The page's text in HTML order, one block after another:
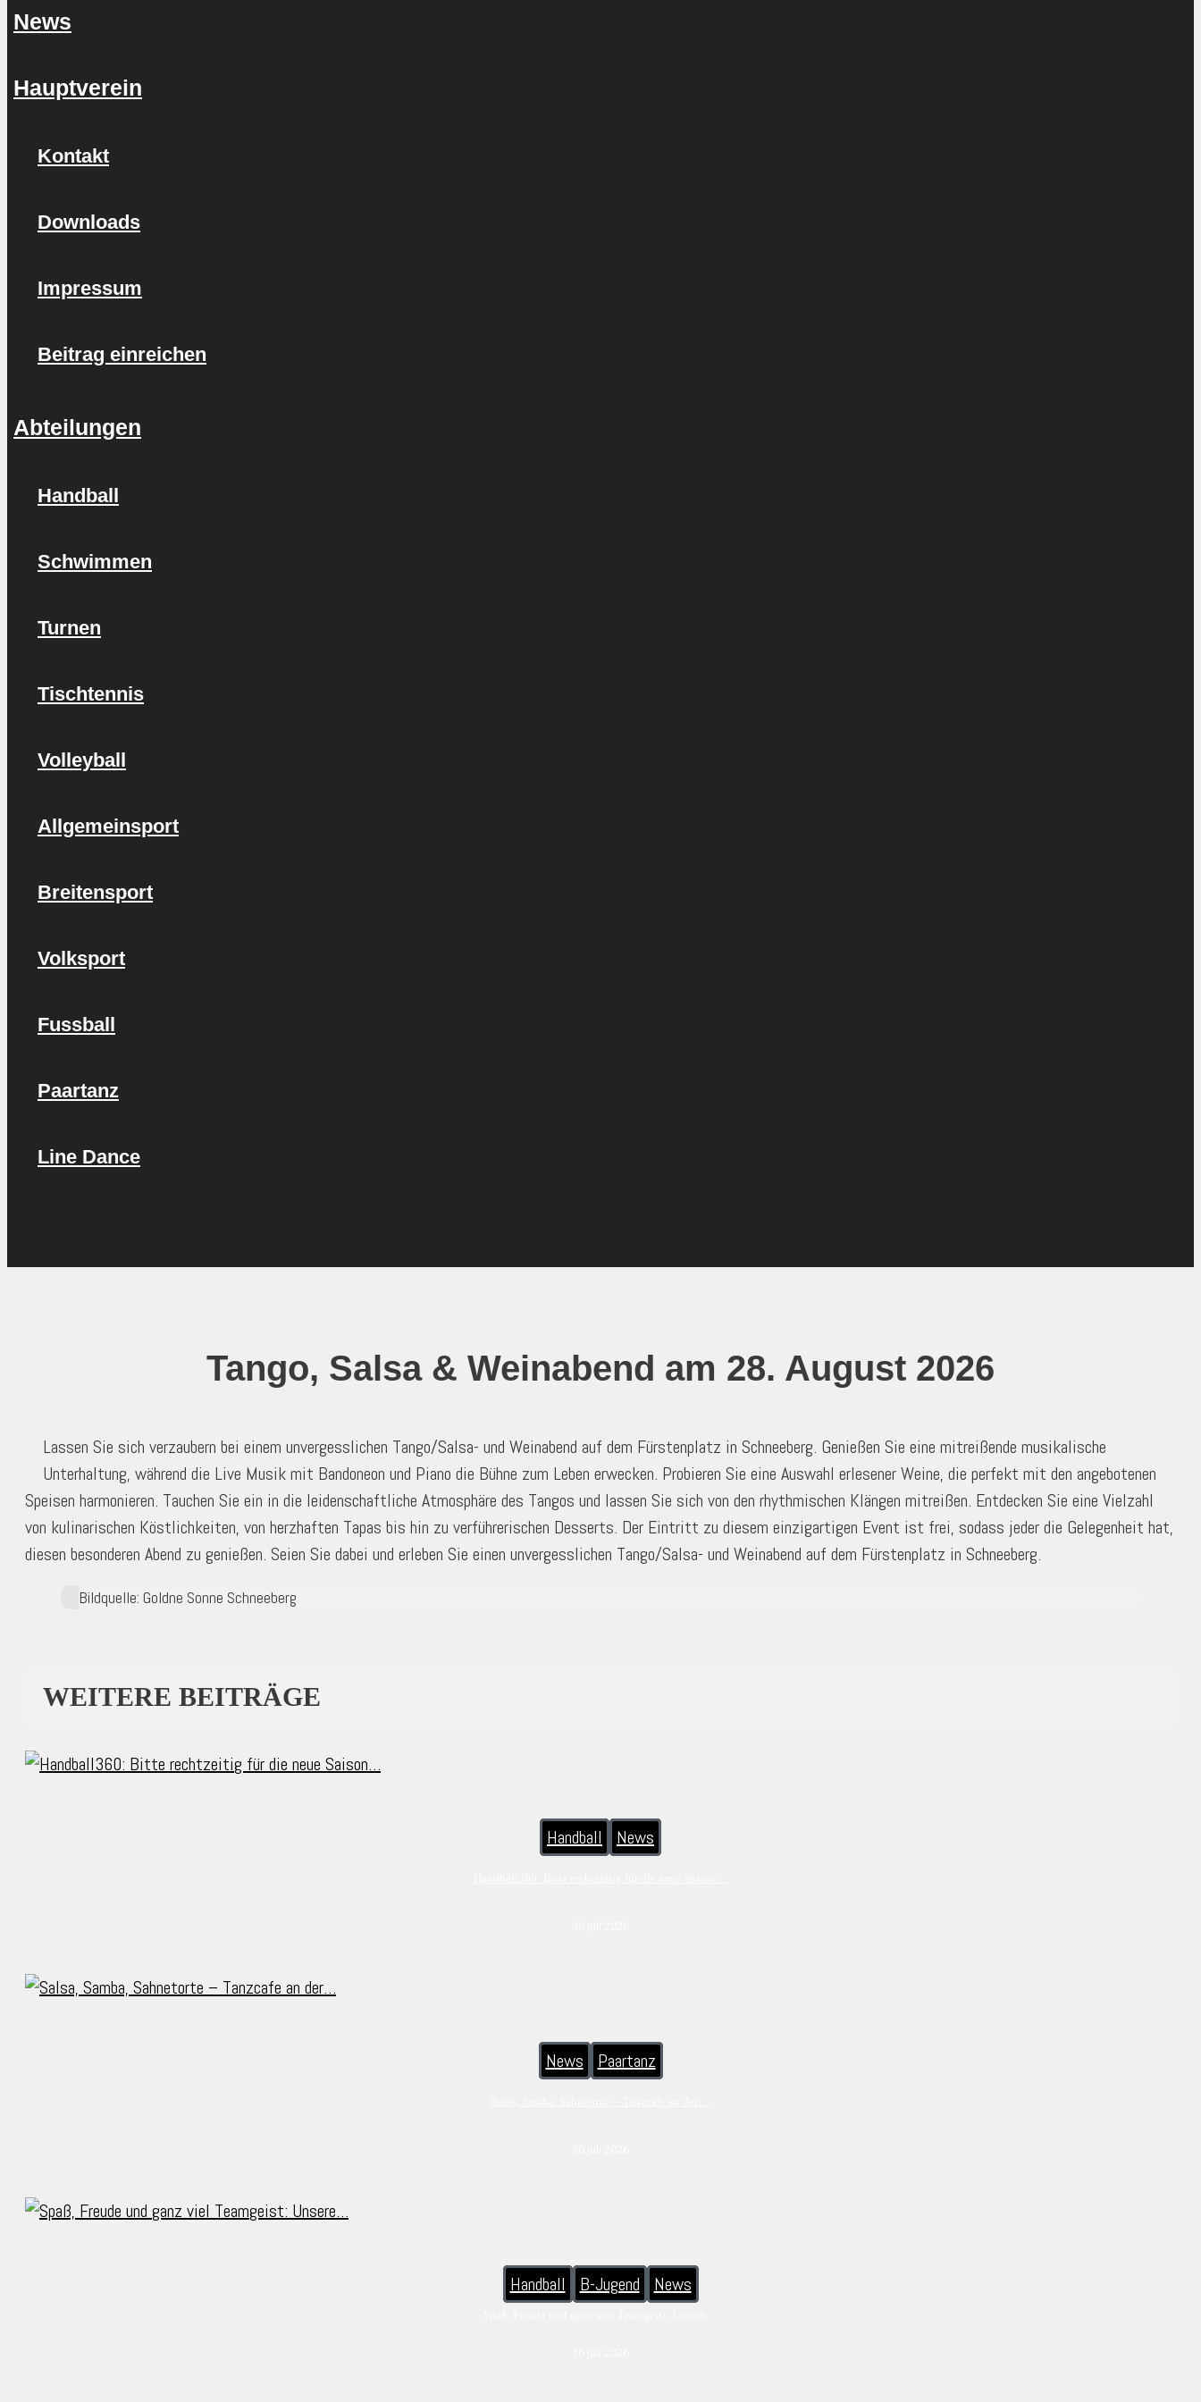
News
Hauptverein
Kontakt
Downloads
Impressum
Beitrag einreichen
Abteilungen
Handball
Schwimmen
Turnen
Tischtennis
Volleyball
Allgemeinsport
Breitensport
Volksport
Fussball
Paartanz
Line Dance
Tango, Salsa & Weinabend am 28. August 2026
Lassen Sie sich verzaubern bei einem unvergesslichen Tango/Salsa- und Weinabend auf dem Fürstenplatz in Schneeberg. Genießen Sie eine mitreißende musikalische
Unterhaltung, während die Live Musik mit Bandoneon und Piano die Bühne zum Leben erwecken. Probieren Sie eine Auswahl erlesener Weine, die perfekt mit den angebotenen
Speisen harmonieren. Tauchen Sie ein in die leidenschaftliche Atmosphäre des Tangos und lassen Sie sich von den rhythmischen Klängen mitreißen. Entdecken Sie eine Vielzahl
von kulinarischen Köstlichkeiten, von herzhaften Tapas bis hin zu verführerischen Desserts. Der Eintritt zu diesem einzigartigen Event ist frei, sodass jeder die Gelegenheit hat,
diesen besonderen Abend zu genießen. Seien Sie dabei und erleben Sie einen unvergesslichen Tango/Salsa- und Weinabend auf dem Fürstenplatz in Schneeberg.
Bildquelle: Goldne Sonne Schneeberg
WEITERE BEITRÄGE
Handball News
News Paartanz
Handball B-Jugend News